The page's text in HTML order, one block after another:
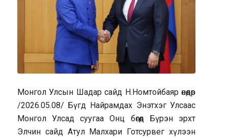
Монгол Улсын Шадар сайд Н.Номтойбаяр өнөөдөр
/2026.05.08/ Бүгд Найрамдах Энэтхэг Улсаас
Монгол Улсад суугаа Онц бөгөөд Бүрэн эрхт
Элчин сайд Атул Малхари Готсурвег хүлээн